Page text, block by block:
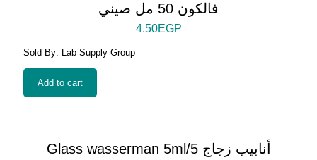
فالكون 50 مل صيني
4.50EGP
Sold By: Lab Supply Group
Add to cart
Glass wasserman 5ml/أنابيب زجاج 5